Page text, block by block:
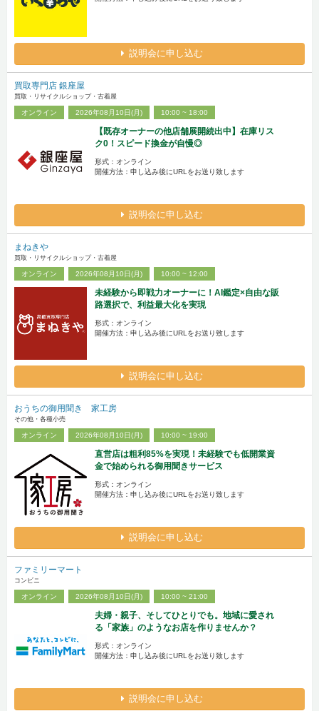
説明会に申し込む
買取専門店 銀座屋
買取・リサイクルショップ・古着屋
オンライン 2026年08月10日(月) 10:00 ~ 18:00
【既存オーナーの他店舗展開続出中】在庫リス
ク0！スピード換金が自慢◎
形式：オンライン
開催方法：申し込み後にURLをお送り致します
説明会に申し込む
まねきや
買取・リサイクルショップ・古着屋
オンライン 2026年08月10日(月) 10:00 ~ 12:00
未経験から即戦力オーナーに！AI鑑定×自由な販
路選択で、利益最大化を実現
形式：オンライン
開催方法：申し込み後にURLをお送り致します
説明会に申し込む
おうちの御用聞き 家工房
その他・各種小売
オンライン 2026年08月10日(月) 10:00 ~ 19:00
直営店は粗利85%を実現！未経験でも低開業資
金で始められる御用聞きサービス
形式：オンライン
開催方法：申し込み後にURLをお送り致します
説明会に申し込む
ファミリーマート
コンビニ
オンライン 2026年08月10日(月) 10:00 ~ 21:00
夫婦・親子、そしてひとりでも。地域に愛され
る「家族」のようなお店を作りませんか？
形式：オンライン
開催方法：申し込み後にURLをお送り致します
説明会に申し込む